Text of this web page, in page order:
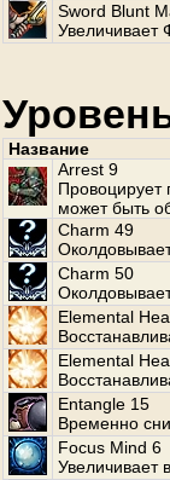
Sword Blunt
Увеличивает
Название
Arrest 9
Провоцирует
может быть
Charm 49
Charm 50
Elemental
Elemental
Entangle 15
Временно
Focus Mind 6
Увеличивает